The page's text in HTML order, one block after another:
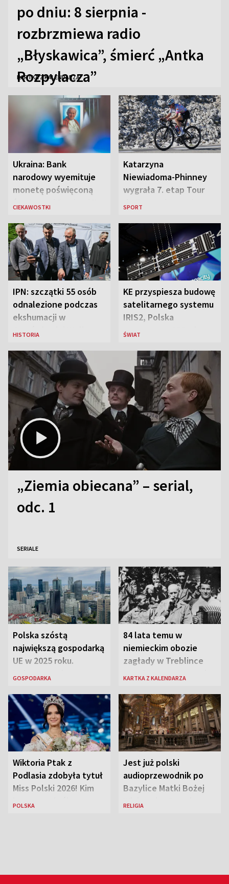
po dniu: 8 sierpnia -
rozbrzmiewa radio
„Błyskawica”, śmierć „Antka
Rozpylacza”
KARTKA Z KALENDARZA
Ukraina: Bank
narodowy wyemituje
monetę poświęconą
św. Janowi Pawłowi II
CIEKAWOSTKI
Katarzyna
Niewiadoma-Phinney
wygrała 7. etap Tour
de France i została
SPORT
IPN: szczątki 55 osób
odnalezione podczas
ekshumacji w
Ostrówkach i Woli
HISTORIA
KE przyspiesza budowę
satelitarnego systemu
IRIS2, Polska
przeznaczy 656 mln
ŚWIAT
„Ziemia obiecana” – serial,
odc. 1
SERIALE
Polska szóstą
największą gospodarką
UE w 2025 roku.
Najnowsze dane
GOSPODARKA
84 lata temu w
niemieckim obozie
zagłady w Treblince
zmarł Janusz Korczak
KARTKA Z KALENDARZA
Wiktoria Ptak z
Podlasia zdobyła tytuł
Miss Polski 2026! Kim
jest nowa królowa
POLSKA
Jest już polski
audioprzewodnik po
Bazylice Matki Bożej
Większej w Rzymie
RELIGIA